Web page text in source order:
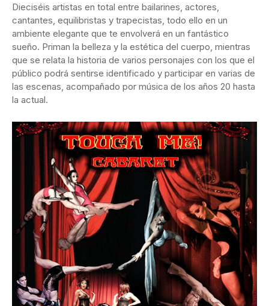
Dieciséis artistas en total entre bailarines, actores,
cantantes, equilibristas y trapecistas, todo ello en un
ambiente elegante que te envolverá en un fantástico
sueño. Priman la belleza y la estética del cuerpo, mientras
que se relata la historia de varios personajes con los que el
público podrá sentirse identificado y participar en varias de
las escenas, acompañado por música de los años 20 hasta
la actual.